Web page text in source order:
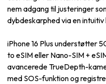
nem adgang til justeringer
dybdeskarphed via en
iPhone 16 Plus understøtter
to eSIM eller Nano-SIM +
avancerede TrueDepth-
med SOS-funktion og